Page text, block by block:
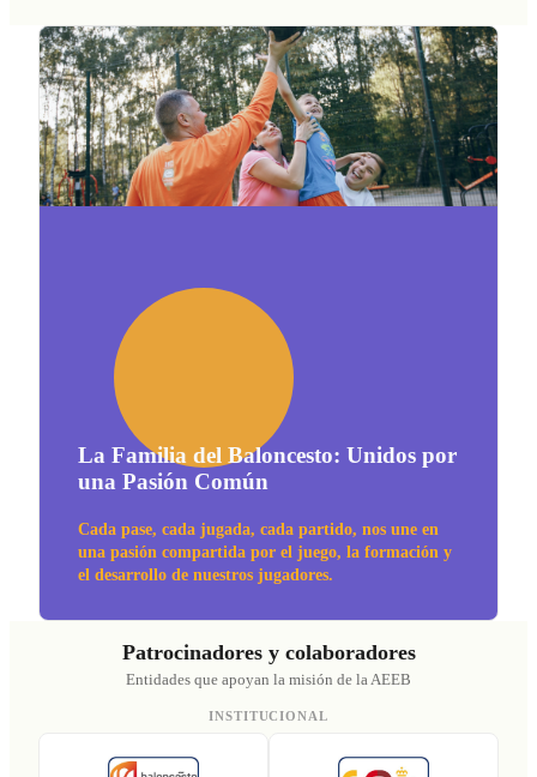
La Familia del Baloncesto: Unidos por
una Pasión Común
una pasión compartida por el juego, la formación y
el desarrollo de nuestros jugadores.
Patrocinadores y colaboradores
Entidades que apoyan la misión de la AEEB